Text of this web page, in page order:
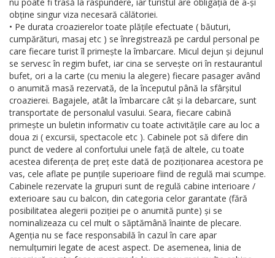
obține singur viza necesară călătoriei.
• Pe durata croazierelor toate plățile efectuate ( băuturi,
cumpărături, masaj etc ) se înregistrează pe cardul personal pe
care fiecare turist îl primește la îmbarcare. Micul dejun și dejunul
se servesc în regim bufet, iar cina se servește ori în restaurantul
bufet, ori a la carte (cu meniu la alegere) fiecare pasager având
o anumită masă rezervată, de la începutul până la sfârșitul
croazierei. Bagajele, atât la îmbarcare cât și la debarcare, sunt
transportate de personalul vasului. Seara, fiecare cabină
primește un buletin informativ cu toate activitățile care au loc a
doua zi ( excursii, spectacole etc ). Cabinele pot să difere din
punct de vedere al confortului unele față de altele, cu toate
acestea diferența de preț este dată de poziționarea acestora pe
vas, cele aflate pe punțile superioare fiind de regulă mai scumpe.
Cabinele rezervate la grupuri sunt de regulă cabine interioare /
exterioare sau cu balcon, din categoria celor garantate (fără
posibilitatea alegerii poziției pe o anumită punte) și se
nominalizeaza cu cel mult o săptămână înainte de plecare.
Agenția nu se face responsabilă în cazul în care apar
nemulțumiri legate de acest aspect. De asemenea, linia de